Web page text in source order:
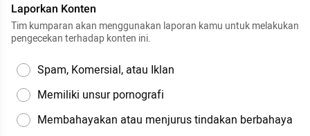
Laporkan Konten
Tim kumparan akan menggunakan laporan kamu untuk melakukan
pengecekan terhadap konten ini.
Spam, Komersial, atau Iklan
Memiliki unsur pornografi
Membahayakan atau menjurus tindakan berbahaya